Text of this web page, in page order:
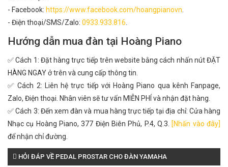
- Facebook: https://www.facebook.com/hoangpianovn
- Điện thoại/SMS/Zalo: 0933.933.816
Hướng dẫn mua đàn tại Hoàng Piano
✅ Cách 1: Đặt hàng trực tiếp trên website bằng cách nhấn nút ĐẶT
HÀNG NGAY ở trên và cung cấp thông tin.
✅ Cách 2: Liên hệ trực tiếp với Hoàng Piano qua kênh Fanpage,
Zalo, Điện thoại. Nhân viên sẽ tư vấn MIỄN PHÍ và nhận đặt hàng.
✅ Cách 3: Đến xem đàn và mua hàng trực tiếp tại địa chỉ: Cửa hàng
Nhạc cụ Hoàng Piano, 377 Điện Biên Phủ, P.4, Q.3.
[Nhấn vào đây]
để nhận chỉ đường.
HỎI ĐÁP VỀ PEDAL PROSTAR CHO ĐÀN YAMAHA